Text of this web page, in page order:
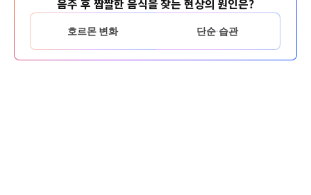
호르몬 변화 단순 습관